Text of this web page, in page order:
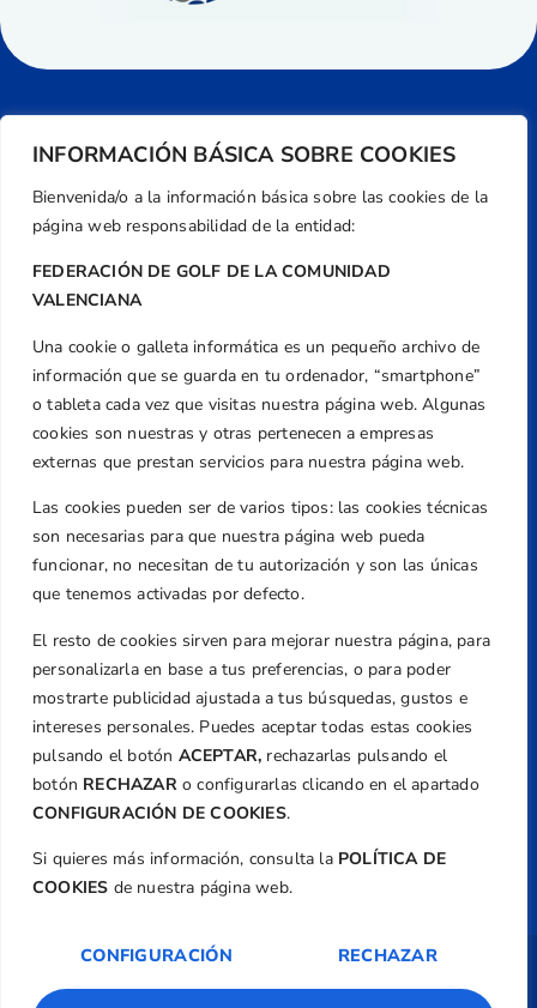
INFORMACIÓN BÁSICA SOBRE COOKIES
Bienvenida/o a la información básica sobre las cookies de la
página web responsabilidad de la entidad:
FEDERACIÓN DE GOLF DE LA COMUNIDAD
VALENCIANA
Una cookie o galleta informática es un pequeño archivo de
información que se guarda en tu ordenador, “smartphone”
o tableta cada vez que visitas nuestra página web. Algunas
cookies son nuestras y otras pertenecen a empresas
externas que prestan servicios para nuestra página web.
Las cookies pueden ser de varios tipos: las cookies técnicas
son necesarias para que nuestra página web pueda
funcionar, no necesitan de tu autorización y son las únicas
que tenemos activadas por defecto.
El resto de cookies sirven para mejorar nuestra página, para
personalizarla en base a tus preferencias, o para poder
mostrarte publicidad ajustada a tus búsquedas, gustos e
intereses personales. Puedes aceptar todas estas cookies
pulsando el botón ACEPTAR, rechazarlas pulsando el
botón RECHAZARo configurarlas clicando en el apartado
CONFIGURACIÓN DE COOKIES.
Si quieres más información, consulta la POLÍTICA DE
COOKIES de nuestra página web.
CONFIGURACIÓN RECHAZAR
Dirección
Centre de L´Esport, Carrer d'Isaac Peral i
Caballero, Nº 5, Despachos 2 y 3, 46980,
Valencia
+34 961 367 799
Email
federacion@golfcv.com
Aviso Legal
Política de Privacidad
Transparencia
Normativa
Federación
TecnoQuatre